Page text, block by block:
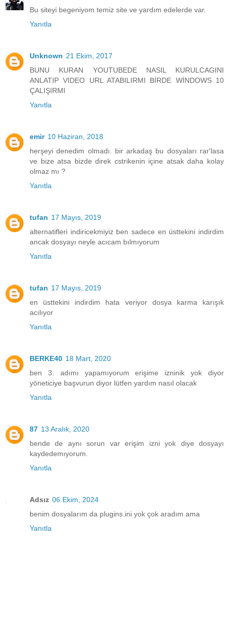
Bu siteyi begeniyom temiz site ve yardım edelerde var.
Yanıtla
Unknown 21 Ekim, 2017
BUNU KURAN YOUTUBEDE NASIL KURULCAGINI
ANLATIP VIDEO URL ATABILIRMI BİRDE WİNDOWS 10
ÇALIŞIRMI
Yanıtla
emir 10 Haziran, 2018
herşeyi denedim olmadı. bir arkadaş bu dosyaları rar'lasa
ve bize atsa bizde direk cstrikenin içine atsak daha kolay
olmaz mı ?
Yanıtla
tufan 17 Mayıs, 2019
alternatifleri indiricekmiyiz ben sadece en üsttekini indirdim
ancak dosyayı neyle acıcam bılmıyorum
Yanıtla
tufan 17 Mayıs, 2019
en üsttekini indirdim hata veriyor dosya karma karışık
acılıyor
Yanıtla
BERKE40 18 Mart, 2020
ben 3. adımı yapamıyorum erişime izninik yok diyor
yöneticiye başvurun diyor lütfen yardım nasıl olacak
Yanıtla
87 13 Aralık, 2020
bende de aynı sorun var erişim izni yok diye dosyayı
kaydedemıyorum.
Yanıtla
Adsız 06 Ekim, 2024
benim dosyalarım da plugins.ini yok çok aradım ama
Yanıtla